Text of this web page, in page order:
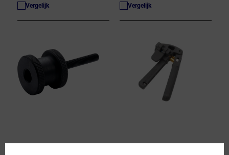
Vergelijk Vergelijk